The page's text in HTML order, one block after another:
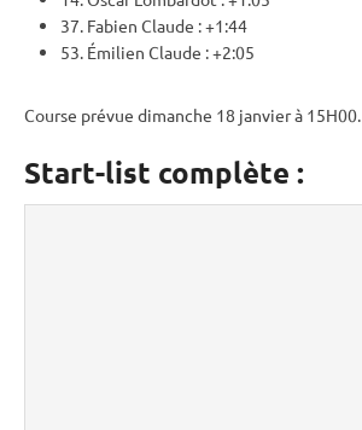
37. Fabien Claude : +1:44
53. Émilien Claude : +2:05
Course prévue dimanche 18 janvier à 15H00.
Start-list complète :